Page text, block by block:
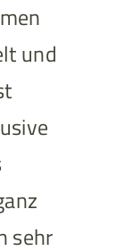
und
sehr